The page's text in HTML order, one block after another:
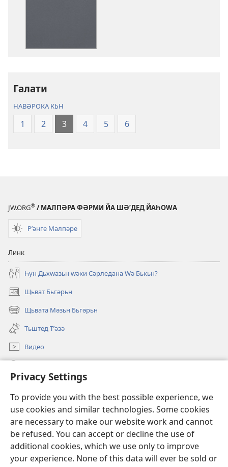
Privacy Settings
To provide you with the best possible experience, we
use cookies and similar technologies. Some cookies
are necessary to make our website work and cannot
be refused. You can accept or decline the use of
additional cookies, which we use only to improve
your experience. None of this data will ever be sold or
Галати
НАВӘРОКА КЬН
1 2 3 4 5 6
JW.ORG® / МАЛПӘРА ФӘРМИ ЙА ШӘʹДЕД ЙАҺОWА
Рʹәнге Малпәре
Линк
Һун Дьхԝазьн ԝәки Сәрледана Ԝә Бькьн?
Щьват Бьгәрьн
(opens
new
window)
Щьвата Мәзьн Бьгәрьн
(opens
new
window)
Тьштед Тʹәзә
Видео
(opens
window)КʹЬТЕБХАНӘЙА ОНЛАЙН йа Бьрща Qәрәwьлийе
(opens
new
window)JW Hub ®
(opens
new